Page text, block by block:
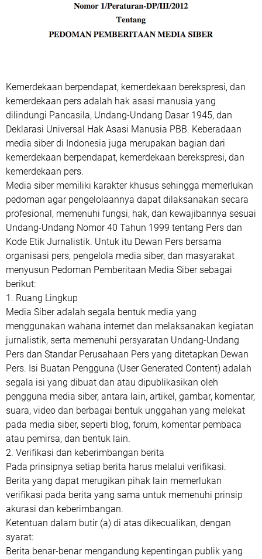
ekonomi dan bisnis
kesehatan
populer
tutorial
viral
Kemerdekaan berpendapat, kemerdekaan berekspresi, dan
kemerdekaan pers adalah hak asasi manusia yang
dilindungi Pancasila, Undang-Undang Dasar 1945, dan
Deklarasi Universal Hak Asasi Manusia PBB. Keberadaan
media siber di Indonesia juga merupakan bagian dari
kemerdekaan berpendapat, kemerdekaan berekspresi, dan
kemerdekaan pers.
Media siber memiliki karakter khusus sehingga memerlukan
pedoman agar pengelolaannya dapat dilaksanakan secara
profesional, memenuhi fungsi, hak, dan kewajibannya sesuai
Undang-Undang Nomor 40 Tahun 1999 tentang Pers dan
Kode Etik Jurnalistik. Untuk itu Dewan Pers bersama
organisasi pers, pengelola media siber, dan masyarakat
menyusun Pedoman Pemberitaan Media Siber sebagai
berikut:
1. Ruang Lingkup
Media Siber adalah segala bentuk media yang
menggunakan wahana internet dan melaksanakan kegiatan
jurnalistik, serta memenuhi persyaratan Undang-Undang
Pers dan Standar Perusahaan Pers yang ditetapkan Dewan
Pers. Isi Buatan Pengguna (User Generated Content) adalah
segala isi yang dibuat dan atau dipublikasikan oleh
pengguna media siber, antara lain, artikel, gambar, komentar,
suara, video dan berbagai bentuk unggahan yang melekat
pada media siber, seperti blog, forum, komentar pembaca
atau pemirsa, dan bentuk lain.
2. Verifikasi dan keberimbangan berita
Pada prinsipnya setiap berita harus melalui verifikasi.
Berita yang dapat merugikan pihak lain memerlukan
verifikasi pada berita yang sama untuk memenuhi prinsip
akurasi dan keberimbangan.
Ketentuan dalam butir (a) di atas dikecualikan, dengan
syarat:
Berita benar-benar mengandung kepentingan publik yang